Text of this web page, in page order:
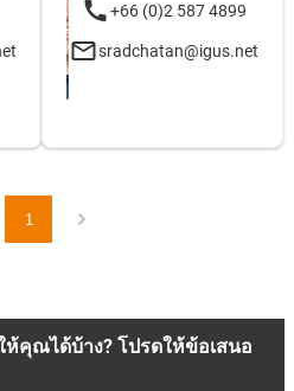
+66 (0)2 587 4899
sradchatan@igus.net
1
ห้คุณได้บ้าง? โปรดให้ข้อเสนอ